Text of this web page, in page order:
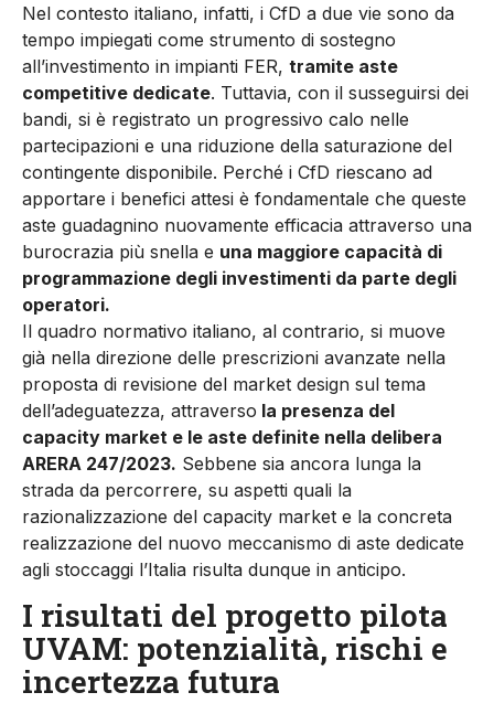
Nel contesto italiano, infatti, i CfD a due vie sono da
tempo impiegati come strumento di sostegno
all’investimento in impianti FER, tramite aste
competitive dedicate. Tuttavia, con il susseguirsi dei
bandi, si è registrato un progressivo calo nelle
partecipazioni e una riduzione della saturazione del
contingente disponibile. Perché i CfD riescano ad
apportare i benefici attesi è fondamentale che queste
aste guadagnino nuovamente efficacia attraverso una
burocrazia più snella e una maggiore capacità di
programmazione degli investimenti da parte degli
operatori.
Il quadro normativo italiano, al contrario, si muove
già nella direzione delle prescrizioni avanzate nella
proposta di revisione del market design sul tema
dell’adeguatezza, attraverso la presenza del
capacity market e le aste definite nella delibera
ARERA 247/2023. Sebbene sia ancora lunga la
strada da percorrere, su aspetti quali la
razionalizzazione del capacity market e la concreta
realizzazione del nuovo meccanismo di aste dedicate
agli stoccaggi l’Italia risulta dunque in anticipo.
I risultati del progetto pilota
UVAM: potenzialità, rischi e
incertezza futura